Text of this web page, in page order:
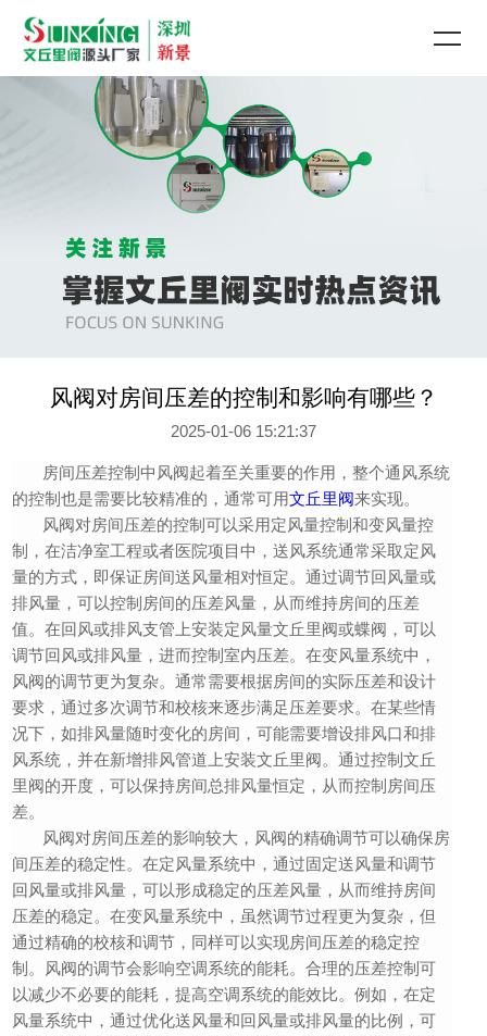
风阀对房间压差的控制和影响有哪些？
2025-01-06 15:21:37
房间压差控制中风阀起着至关重要的作用，整个通风系统
的控制也是需要比较精准的，通常可用文丘里阀来实现。
风阀对房间压差的控制可以采用定风量控制和变风量控
制，在洁净室工程或者医院项目中，送风系统通常采取定风
量的方式，即保证房间送风量相对恒定。通过调节回风量或
排风量，可以控制房间的压差风量，从而维持房间的压差
值。在回风或排风支管上安装定风量文丘里阀或蝶阀，可以
调节回风或排风量，进而控制室内压差。在变风量系统中，
风阀的调节更为复杂。通常需要根据房间的实际压差和设计
要求，通过多次调节和校核来逐步满足压差要求。在某些情
况下，如排风量随时变化的房间，可能需要增设排风口和排
风系统，并在新增排风管道上安装文丘里阀。通过控制文丘
里阀的开度，可以保持房间总排风量恒定，从而控制房间压
差。
风阀对房间压差的影响较大，风阀的精确调节可以确保房
间压差的稳定性。在定风量系统中，通过固定送风量和调节
回风量或排风量，可以形成稳定的压差风量，从而维持房间
压差的稳定。在变风量系统中，虽然调节过程更为复杂，但
通过精确的校核和调节，同样可以实现房间压差的稳定控
制。风阀的调节会影响空调系统的能耗。合理的压差控制可
以减少不必要的能耗，提高空调系统的能效比。例如，在定
风量系统中，通过优化送风量和回风量或排风量的比例，可